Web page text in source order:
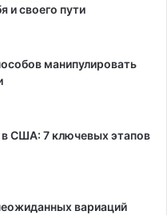
и своего пути
манипулировать
в США: 7 ключевых этапов
вариаций